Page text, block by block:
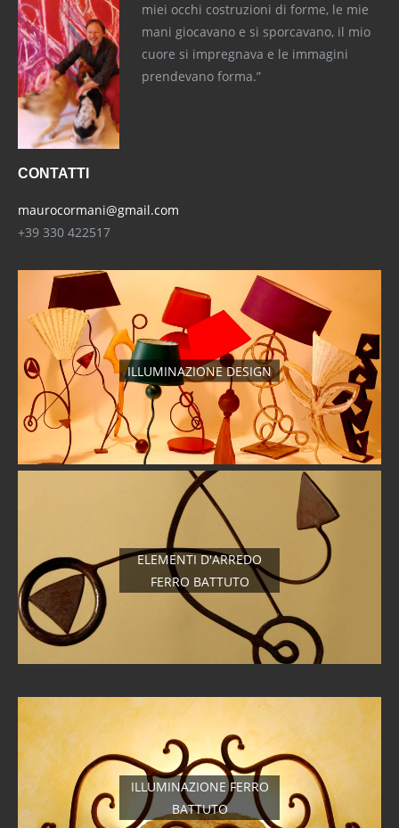
miei occhi costruzioni di forme, le mie
mani giocavano e si sporcavano, il mio
cuore si impregnava e le immagini
prendevano forma.”
CONTATTI
maurocormani@gmail.com
+39 330 422517
ILLUMINAZIONE DESIGN
ELEMENTI D'ARREDO
FERRO BATTUTO
ILLUMINAZIONE FERRO
BATTUTO